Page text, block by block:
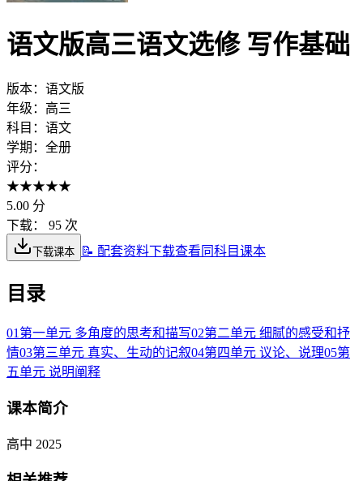
语文版高三语文选修 写作基础
版本： 语文版
年级： 高三
科目： 语文
学期： 全册
评分：
★★★★★
5.00 分
下载：
95 次
下载课本 📝 配套资料下载查看同科目课本
目录
01 第一单元 多角度的思考和描写02第二单元 细腻的感受和抒
情03第三单元 真实、生动的记叙04第四单元 议论、说理05第
五单元 说明阐释
课本简介
高中 2025